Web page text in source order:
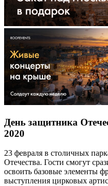
День защитника
2020
23 февраля в столичных
Отечества. Гости смогут
освоить базовые элементы
выступления цирковых